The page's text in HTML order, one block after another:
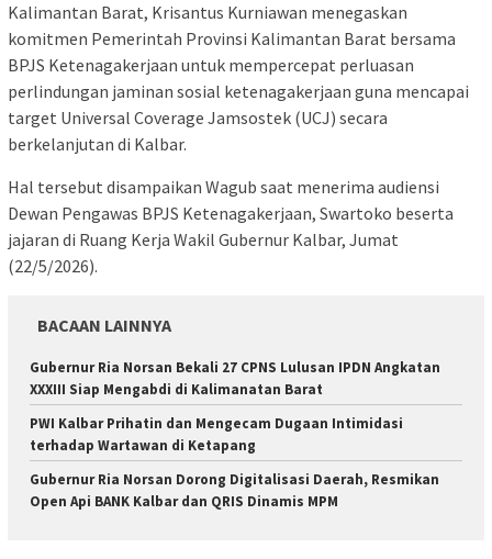
Kalimantan Barat, Krisantus Kurniawan menegaskan
komitmen Pemerintah Provinsi Kalimantan Barat bersama
BPJS Ketenagakerjaan untuk mempercepat perluasan
perlindungan jaminan sosial ketenagakerjaan guna mencapai
target Universal Coverage Jamsostek (UCJ) secara
berkelanjutan di Kalbar.
Hal tersebut disampaikan Wagub saat menerima audiensi
Dewan Pengawas BPJS Ketenagakerjaan, Swartoko beserta
jajaran di Ruang Kerja Wakil Gubernur Kalbar, Jumat
(22/5/2026).
BACAAN LAINNYA
Gubernur Ria Norsan Bekali 27 CPNS Lulusan IPDN Angkatan
XXXIII Siap Mengabdi di Kalimanatan Barat
PWI Kalbar Prihatin dan Mengecam Dugaan Intimidasi
terhadap Wartawan di Ketapang
Gubernur Ria Norsan Dorong Digitalisasi Daerah, Resmikan
Open Api BANK Kalbar dan QRIS Dinamis MPM